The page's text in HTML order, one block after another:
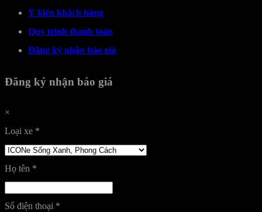
Ý kiến khách hàng
Quy trình thanh toán
Đăng ký nhận báo giá
Đăng ký nhận báo giá
×
Loại xe *
Họ tên *
Số điện thoại *